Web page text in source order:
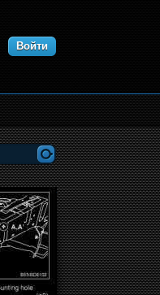
Войти